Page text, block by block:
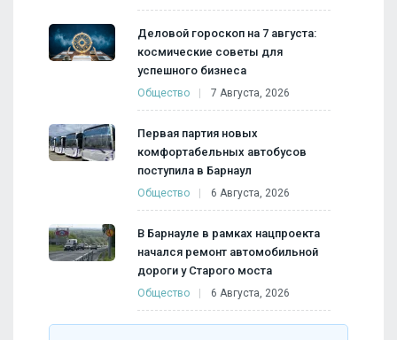
Деловой гороскоп на 7 августа:
космические советы для
успешного бизнеса
Общество 7 Августа, 2026
Первая партия новых
комфортабельных автобусов
поступила в Барнаул
Общество 6 Августа, 2026
В Барнауле в рамках нацпроекта
начался ремонт автомобильной
дороги у Старого моста
Общество 6 Августа, 2026